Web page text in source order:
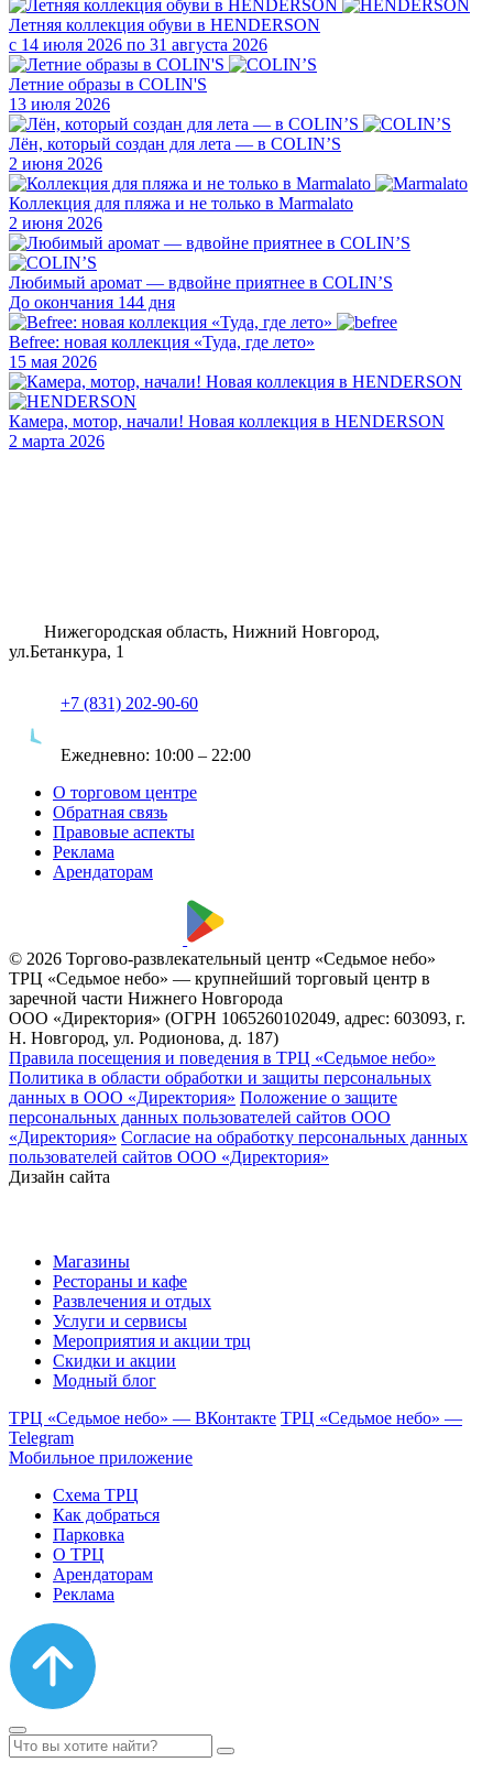
Летняя коллекция обуви в HENDERSON
с 14 июля 2026 по 31 августа 2026
Летние образы в COLIN'S
13 июля 2026
Лён, который создан для лета — в COLIN’S
2 июня 2026
Коллекция для пляжа и не только в Marmalato
2 июня 2026
Любимый аромат — вдвойне приятнее в COLIN’S
До окончания 144 дня
Befree: новая коллекция «Туда, где лето»
15 мая 2026
Камера, мотор, начали! Новая коллекция в HENDERSON
2 марта 2026
Нижегородская область, Нижний Новгород,
ул.Бетанкура, 1
+7 (831) 202-90-60
Ежедневно: 10:00 – 22:00
О торговом центре
Обратная связь
Правовые аспекты
Реклама
Арендаторам
© 2026 Торгово-развлекательный центр «Седьмое небо»
ТРЦ «Седьмое небо» — крупнейший торговый центр в
заречной части Нижнего Новгорода
ООО «Директория» (ОГРН 1065260102049, адрес: 603093, г.
Н. Новгород, ул. Родионова, д. 187)
Правила посещения и поведения в ТРЦ «Седьмое небо»
Политика в области обработки и защиты персональных
данных в ООО «Директория» Положение о защите
персональных данных пользователей сайтов ООО
«Директория» Согласие на обработку персональных данных
пользователей сайтов ООО «Директория»
Дизайн сайта
Магазины
Рестораны и кафе
Развлечения и отдых
Услуги и сервисы
Мероприятия и акции трц
Скидки и акции
Модный блог
ТРЦ «Седьмое небо» — ВКонтакте ТРЦ «Седьмое небо» —
Telegram
Мобильное приложение
Схема ТРЦ
Как добраться
Парковка
О ТРЦ
Арендаторам
Реклама